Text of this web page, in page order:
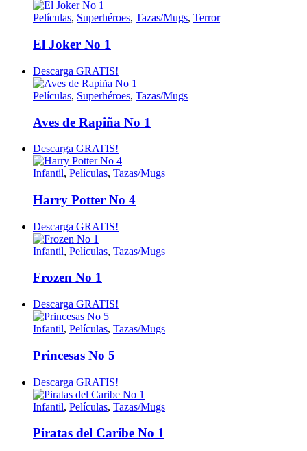
Películas, Superhéroes, Tazas/Mugs, Terror
El Joker No 1
Descarga GRATIS!
Películas, Superhéroes, Tazas/Mugs
Aves de Rapiña No 1
Descarga GRATIS!
Infantil, Películas, Tazas/Mugs
Harry Potter No 4
Descarga GRATIS!
Infantil, Películas, Tazas/Mugs
Frozen No 1
Descarga GRATIS!
Infantil, Películas, Tazas/Mugs
Princesas No 5
Descarga GRATIS!
Infantil, Películas, Tazas/Mugs
Piratas del Caribe No 1